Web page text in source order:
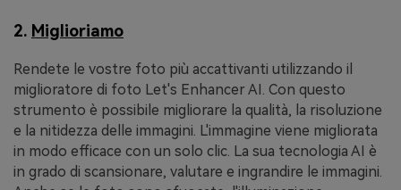
2. Miglioriamo
Rendete le vostre foto più accattivanti utilizzando il
miglioratore di foto Let's Enhancer AI. Con questo
strumento è possibile migliorare la qualità, la risoluzione
e la nitidezza delle immagini. L'immagine viene migliorata
in modo efficace con un solo clic. La sua tecnologia AI è
in grado di scansionare, valutare e ingrandire le immagini.